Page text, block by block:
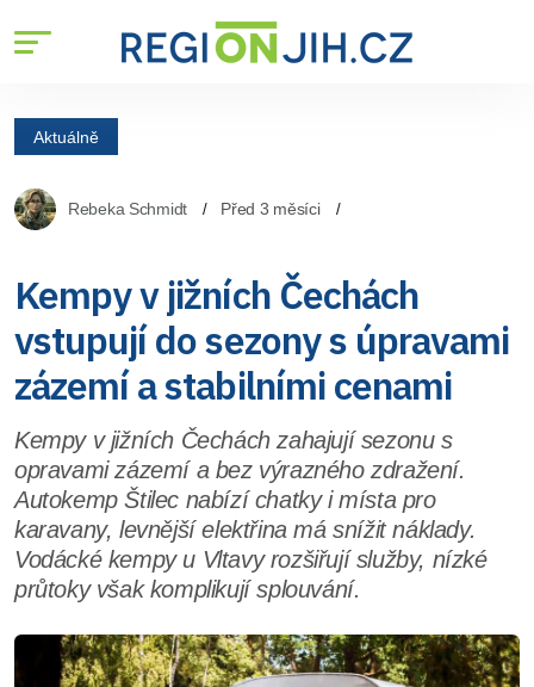
Aktuálně
Rebeka Schmidt Před 3 měsíci
Kempy v jižních Čechách
vstupují do sezony s úpravami
zázemí a stabilními cenami
Kempy v jižních Čechách zahajují sezonu s
opravami zázemí a bez výrazného zdražení.
Autokemp Štilec nabízí chatky i místa pro
karavany, levnější elektřina má snížit náklady.
Vodácké kempy u Vltavy rozšiřují služby, nízké
průtoky však komplikují splouvání.